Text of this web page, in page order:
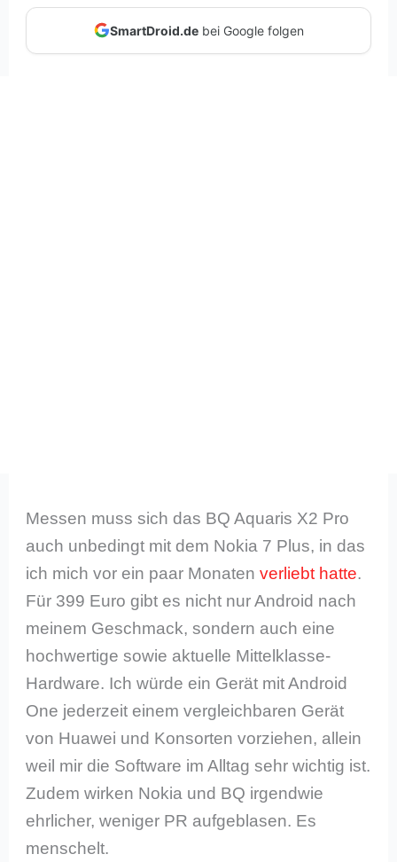
SmartDroid.debei Google folgen
Messen muss sich das BQ Aquaris X2 Pro
auch unbedingt mit dem Nokia 7 Plus, in das
ich mich vor ein paar Monatenverliebt hatte.
Für 399 Euro gibt es nicht nur Android nach
meinem Geschmack, sondern auch eine
hochwertige sowie aktuelle Mittelklasse-
Hardware. Ich würde ein Gerät mit Android
One jederzeit einem vergleichbaren Gerät
von Huawei und Konsorten vorziehen, allein
weil mir die Software im Alltag sehr wichtig ist.
Zudem wirken Nokia und BQ irgendwie
ehrlicher, weniger PR aufgeblasen. Es
menschelt.